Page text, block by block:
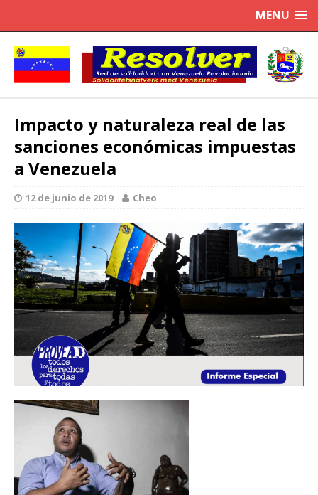
MENU
Impacto y naturaleza real de las
sanciones económicas impuestas
a Venezuela
12 de junio de 2019 Cheo